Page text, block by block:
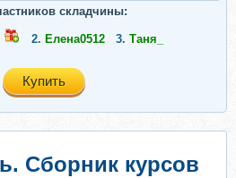
складчины:
2. Елена0512 3. Таня_
Купить
Сборник курсов